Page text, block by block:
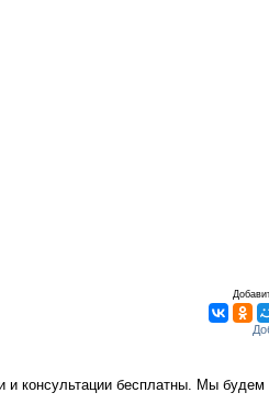
и консультации бесплатны. Мы